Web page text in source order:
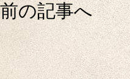
前の記事へ